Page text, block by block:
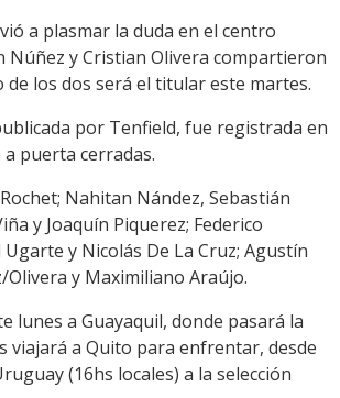
a plasmar la duda en el centro
Núñez y Cristian Olivera compartieron
de los dos será el titular este martes.
por Tenfield, fue registrada en
puerta cerradas.
Nahitan Nández, Sebastián
y Joaquín Piquerez; Federico
y Nicolás De La Cruz; Agustín
y Maximiliano Araújo.
lunes a Guayaquil, donde pasará la
viajará a Quito para enfrentar, desde
(16hs locales) a la selección